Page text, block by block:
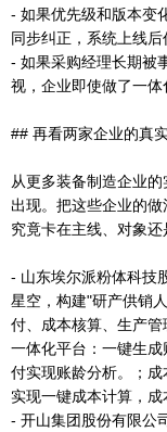
- 如果优先级和版本变
同步纠正，系统上线
- 如果采购经理长期被
视，企业即使做了一
## 再看两家企业的真
从更多装备制造企业
出现。把这些企业的
究竟卡在主线、对象还
- 山东埃尔派粉体科技
星空，构建"研产供销
付、成本核算、生产
一体化平台：一键生
付实现账龄分析。；成
实现一键成本计算，成
- 开山集团股份有限公